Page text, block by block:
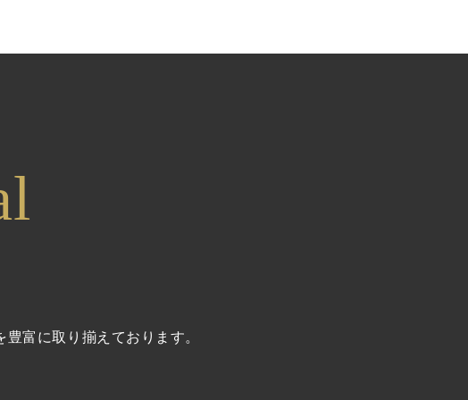
富に取り揃えております。